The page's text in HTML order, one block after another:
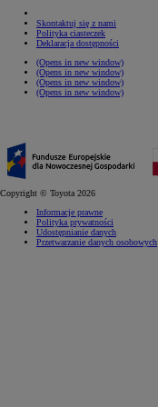
Skontaktuj się z nami
Polityka ciasteczek
Deklaracja dostępności
(Opens in new window)
(Opens in new window)
(Opens in new window)
(Opens in new window)
Copyright © Toyota 2026
Informacje prawne
Polityka prywatności
Udostępnianie danych
Przetwarzanie danych osobowych